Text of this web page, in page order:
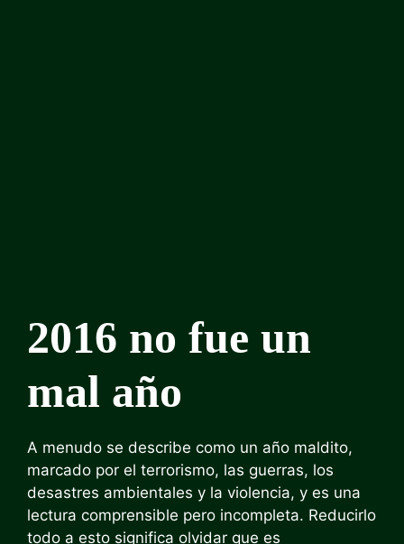
2016 no fue un
mal año
A menudo se describe como un año maldito,
marcado por el terrorismo, las guerras, los
desastres ambientales y la violencia, y es una
lectura comprensible pero incompleta. Reducirlo
todo a esto significa olvidar que es